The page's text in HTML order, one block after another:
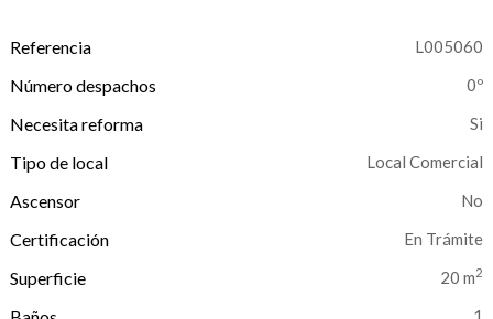
Referencia L005060
Número despachos 0º
Necesita reforma
Tipo de local
Local Comercial
Ascensor No
Certificación En Trámite
Superficie 20 m2